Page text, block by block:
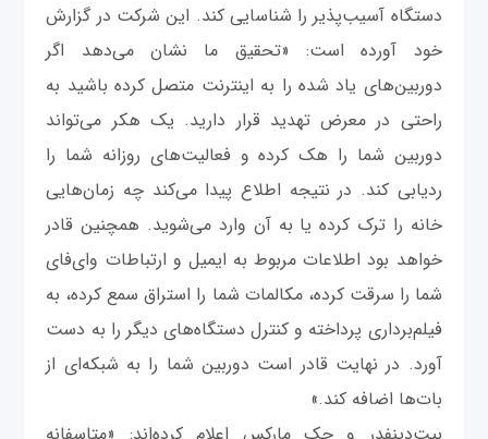
دستگاه آسیب‌پذیر را شناسایی کند. این شرکت در گزارش
خود آورده است: «تحقیق ما نشان می‌دهد اگر
دوربین‌های یاد شده را به اینترنت متصل کرده باشید به
راحتی در معرض تهدید قرار دارید. یک هکر می‌تواند
دوربین شما را هک کرده و فعالیت‌های روزانه شما را
ردیابی کند. در نتیجه اطلاع پیدا می‌کند چه زمان‌هایی
خانه را ترک کرده یا به آن وارد می‌شوید. همچنین قادر
خواهد بود اطلاعات مربوط به ایمیل و ارتباطات وای‌فای
شما را سرقت کرده، مکالمات شما را استراق سمع کرده، به
فیلم‌برداری پرداخته و کنترل دستگاه‌های دیگر را به دست
آورد. در نهایت قادر است دوربین شما را به شبکه‌ای از
بات‌ها اضافه کند.»